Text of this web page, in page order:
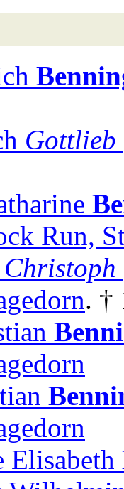
Gottlieb
Run,
Christoph
. †
Elisabeth